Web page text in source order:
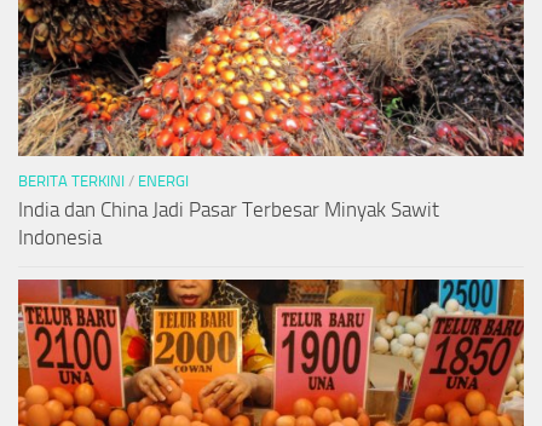
BERITA TERKINI / ENERGI
India dan China Jadi Pasar Terbesar Minyak Sawit
Indonesia